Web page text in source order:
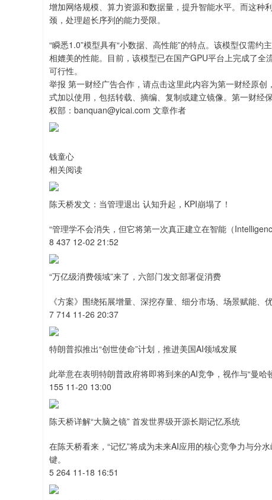
增加网络规模、算力资源和数据量，提升智能水平。而这
颈，处理超长序列的能力受限。
“瞬悉1.0”模型具有“小数据、高性能”的特点。该模型仅需
相媲美的性能。目前，该模型已在国产GPU平台上完成了
可行性。
举报 第一财经广告合作，请点击这里此内容为第一财经原
式加以使用，包括转载、摘编、复制或建立镜像。第一财经
权部：banquan@yicai.com 文章作者
钱童心
相关阅读
陈天桥发文：当管理退出 认知升起，KPI崩塌了！
“管理学不会消失，但它将第一次真正建立在智能（
8 437 12-02 21:52
“万亿级消费领域”来了，六部门发文部署促消费
《方案》围绕拓展增量、深挖存量、细分市场、场景赋能、
7 714 11-26 20:37
特朗普拟推出“创世使命”计划，推进美国AI领域发展
此举意在表明特朗普政府将即将到来的AI竞争，视作与“曼哈
155 11-20 13:00
陈天桥详解“大脑之镜” 首发世界级开源长期记忆系统
在陈天桥看来，“记忆”将成为未来AI应用的核心竞争力与分
键。
5 264 11-18 16:51